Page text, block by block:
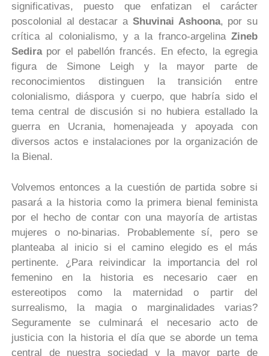
significativas, puesto que enfatizan el carácter
poscolonial al destacar a Shuvinai Ashoona, por su
crítica al colonialismo, y a la franco-argelinaZineb
Sedirapor el pabellón francés. En efecto, la egregia
figura de Simone Leigh y la mayor parte de
reconocimientos distinguen la transición entre
colonialismo, diáspora y cuerpo, que habría sido el
tema central de discusión si no hubiera estallado la
guerra en Ucrania, homenajeada y apoyada con
diversos actos e instalaciones por la organización de
la Bienal.
Volvemos entonces a la cuestión de partida sobre si
pasará a la historia como la primera bienal feminista
por el hecho de contar con una mayoría de artistas
mujeres o no-binarias. Probablemente sí, pero se
planteaba al inicio si el camino elegido es el más
pertinente. ¿Para reivindicar la importancia del rol
femenino en la historia es necesario caer en
estereotipos como la maternidad o partir del
surrealismo, la magia o marginalidades varias?
Seguramente se culminará el necesario acto de
justicia con la historia el día que se aborde un tema
central de nuestra sociedad y la mayor parte de